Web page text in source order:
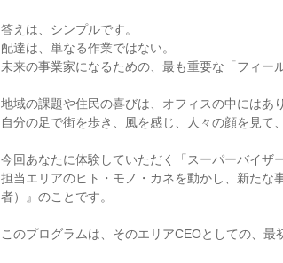
答えは、シンプルです。
配達は、単なる作業ではない。
未来の事業家になるための、最も重要な「フィー
地域の課題や住民の喜びは、オフィスの中にはあ
自分の足で街を歩き、風を感じ、人々の顔を見て
今回あなたに体験していただく「スーパーバイザ
担当エリアのヒト・モノ・カネを動かし、新たな
者）』のことです。
このプログラムは、そのエリアCEOとしての、最